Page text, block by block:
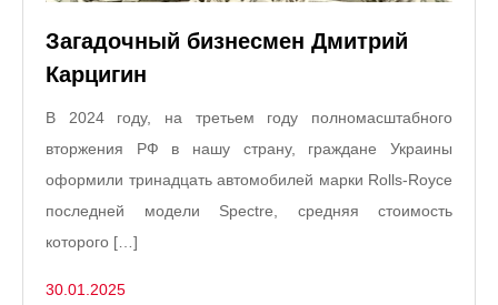
Загадочный бизнесмен Дмитрий
Карцигин
В 2024 году, на третьем году полномасштабного
вторжения РФ в нашу страну, граждане Украины
оформили тринадцать автомобилей марки Rolls-Royce
последней модели Spectre, средняя стоимость
которого […]
30.01.2025